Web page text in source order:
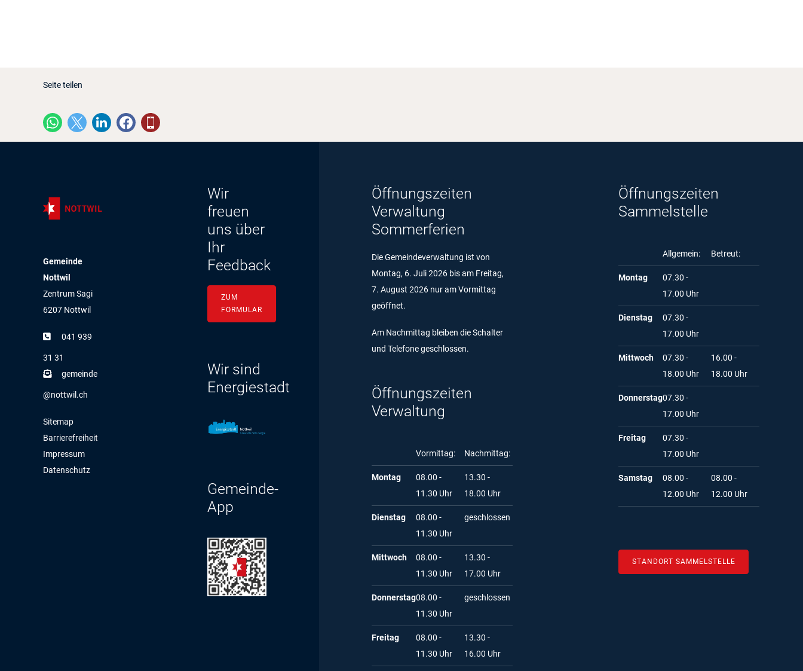
Seite teilen
Gemeinde
Nottwil
Zentrum Sagi
6207 Nottwil
041 939
31 31
g m nd
n ttw ch
Sitemap
Barrierefreiheit
Impressum
Datenschutz
Wir
freuen
uns über
Ihr
Feedback
ZUM
FORMULAR
Wir sind
Energiestadt
Gemeinde-
App
Öffnungszeiten
Verwaltung
Sommerferien
Die Gemeindeverwaltung ist von
Montag, 6. Juli 2026 bis am Freitag,
7. August 2026 nur am Vormittag
geöffnet.
Am Nachmittag bleiben die Schalter
und Telefone geschlossen.
Öffnungszeiten
Verwaltung
Vormittag: Nachmittag:
Montag
08.00 -
11.30 Uhr
13.30 -
18.00 Uhr
Dienstag
08.00 -
11.30 Uhr
geschlossen
Mittwoch
08.00 -
11.30 Uhr
13.30 -
17.00 Uhr
Donnerstag08.00 -
11.30 Uhr
geschlossen
Freitag
08.00 -
11.30 Uhr
13.30 -
16.00 Uhr
Öffnungszeiten
Sammelstelle
Allgemein: Betreut:
Montag
07.30 -
17.00 Uhr
Dienstag
07.30 -
17.00 Uhr
Mittwoch
07.30 -
18.00 Uhr
16.00 -
18.00 Uhr
Donnerstag07.30 -
17.00 Uhr
Freitag
07.30 -
17.00 Uhr
Samstag
08.00 -
12.00 Uhr
08.00 -
12.00 Uhr
STANDORT SAMMELSTELLE